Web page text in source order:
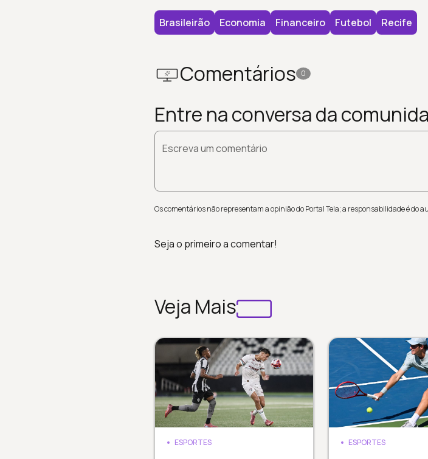
Brasileirão Economia Financeiro Futebol Recife
Comentários 0
Entre na conversa da
Escreva um comentário
Os comentários não representam a opinião do Portal Tela; a responsabilidade é do
Seja o primeiro a comentar!
Veja Mais
ESPORTES ESPORTES